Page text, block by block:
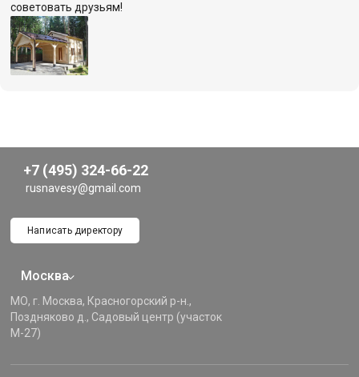
советовать друзьям!
+7 (495) 324-66-22
rusnavesy@gmail.com
Написать директору
Москва
МО, г. Москва, Красногорский р-н.,
Поздняково д., Садовый центр (участок
М-27)